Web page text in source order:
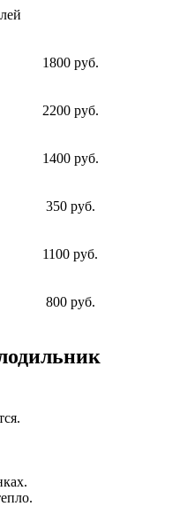
1800 руб.
2200 руб.
1400 руб.
350 руб.
1100 руб.
800 руб.